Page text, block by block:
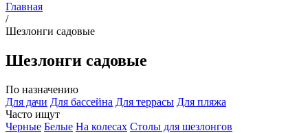
Главная
/
Шезлонги садовые
Шезлонги садовые
По назначению
Для дачи Для бассейна Для террасы Для пляжа
Часто ищут
Черные Белые На колесах Столы для шезлонгов